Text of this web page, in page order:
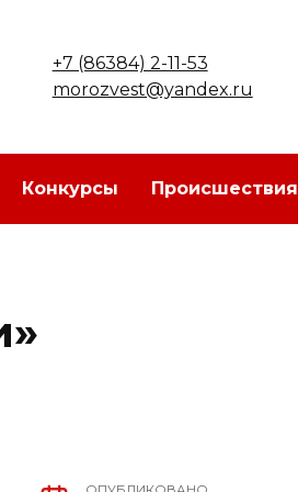
+7 (86384) 2-11-53
morozvest@yandex.ru
Конкурсы Происшествия